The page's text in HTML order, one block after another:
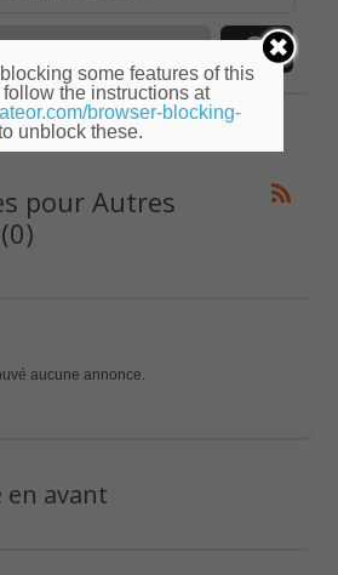
» Marne » Autres services
pour Autres
aucune annonce.
en avant
some features of this
the instructions at
browser-blocking-
unblock these.